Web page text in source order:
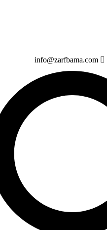
info@zarfbama.com